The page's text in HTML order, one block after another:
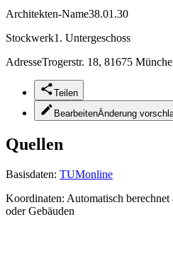
Architekten-Name38.01.30
Stockwerk1. Untergeschoss
AdresseTrogerstr. 18, 81675
Teilen
BearbeitenÄnderung
Quellen
Basisdaten: TUMonline
Koordinaten: Automatisch berechnet
oder Gebäuden